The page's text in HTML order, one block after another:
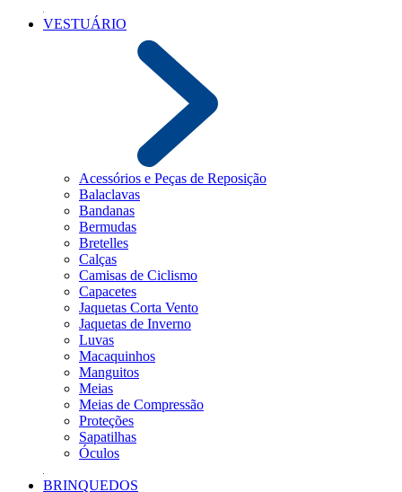
VESTUÁRIO
Acessórios e Peças de Reposição
Balaclavas
Bandanas
Bermudas
Bretelles
Calças
Camisas de Ciclismo
Capacetes
Jaquetas Corta Vento
Jaquetas de Inverno
Luvas
Macaquinhos
Manguitos
Meias
Meias de Compressão
Proteções
Sapatilhas
Óculos
BRINQUEDOS